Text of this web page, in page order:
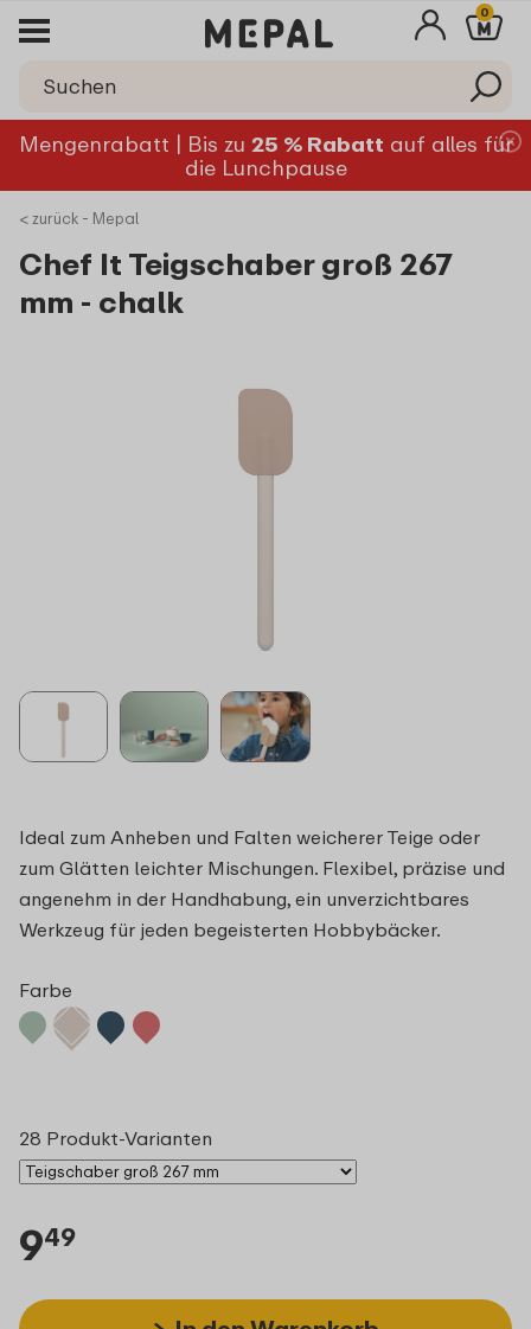
0
Mengenrabatt | Bis zu 25 % Rabatt auf alles für
die Lunchpause
< zurück - Mepal
Chef It Teigschaber groß 267
mm - chalk
Ideal zum Anheben und Falten weicherer Teige oder
zum Glätten leichter Mischungen. Flexibel, präzise und
angenehm in der Handhabung, ein unverzichtbares
Werkzeug für jeden begeisterten Hobbybäcker.
Farbe
28 Produkt-Varianten
949